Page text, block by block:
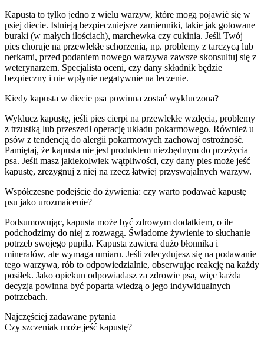
Kapusta to tylko jedno z wielu warzyw, które mogą pojawić się w
psiej diecie. Istnieją bezpieczniejsze zamienniki, takie jak gotowane
buraki (w małych ilościach), marchewka czy cukinia. Jeśli Twój
pies choruje na przewlekłe schorzenia, np. problemy z tarczycą lub
nerkami, przed podaniem nowego warzywa zawsze skonsultuj się z
weterynarzem. Specjalista oceni, czy dany składnik będzie
bezpieczny i nie wpłynie negatywnie na leczenie.
Kiedy kapusta w diecie psa powinna zostać wykluczona?
Wyklucz kapustę, jeśli pies cierpi na przewlekłe wzdęcia, problemy
z trzustką lub przeszedł operację układu pokarmowego. Również u
psów z tendencją do alergii pokarmowych zachowaj ostrożność.
Pamiętaj, że kapusta nie jest produktem niezbędnym do przeżycia
psa. Jeśli masz jakiekolwiek wątpliwości, czy dany pies może jeść
kapustę, zrezygnuj z niej na rzecz łatwiej przyswajalnych warzyw.
Współczesne podejście do żywienia: czy warto podawać kapustę
psu jako urozmaicenie?
Podsumowując, kapusta może być zdrowym dodatkiem, o ile
podchodzimy do niej z rozwagą. Świadome żywienie to słuchanie
potrzeb swojego pupila. Kapusta zawiera dużo błonnika i
minerałów, ale wymaga umiaru. Jeśli zdecydujesz się na podawanie
tego warzywa, rób to odpowiedzialnie, obserwując reakcję na każdy
posiłek. Jako opiekun odpowiadasz za zdrowie psa, więc każda
decyzja powinna być poparta wiedzą o jego indywidualnych
potrzebach.
Najczęściej zadawane pytania
Czy szczeniak może jeść kapustę?